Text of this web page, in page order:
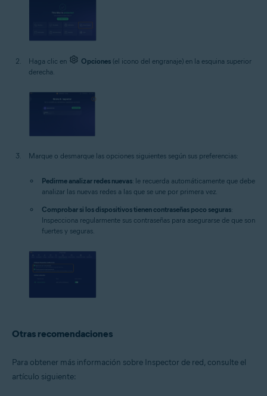
Haga clic en Opciones (el icono del engranaje) en la esquina superior
derecha.
Marque o desmarque las opciones siguientes según sus preferencias:
Pedirme analizar redes nuevas: le recuerda automáticamente que debe
analizar las nuevas redes a las que se une por primera vez.
Comprobar si los dispositivos tienen contraseñas poco seguras:
Inspecciona regularmente sus contraseñas para asegurarse de que son
fuertes y seguras.
Otras recomendaciones
Para obtener más información sobre Inspector de red, consulte el
artículo siguiente: